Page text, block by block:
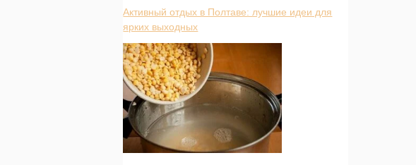
Активный отдых в Полтаве: лучшие идеи для
ярких выходных